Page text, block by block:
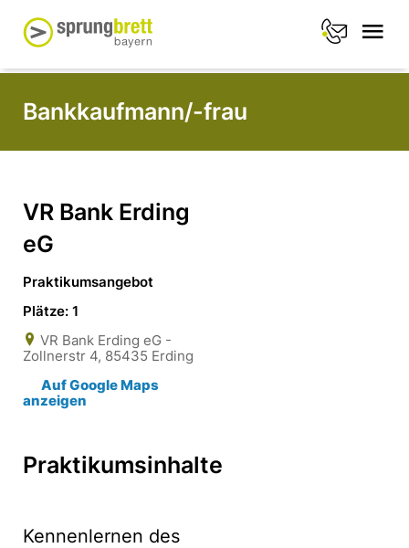
Bankkaufmann/-frau
VR Bank Erding
eG
Praktikumsangebot
Plätze: 1
VR Bank Erding eG -
Zollnerstr 4, 85435 Erding
Auf Google Maps
anzeigen
Praktikumsinhalte
Kennenlernen des